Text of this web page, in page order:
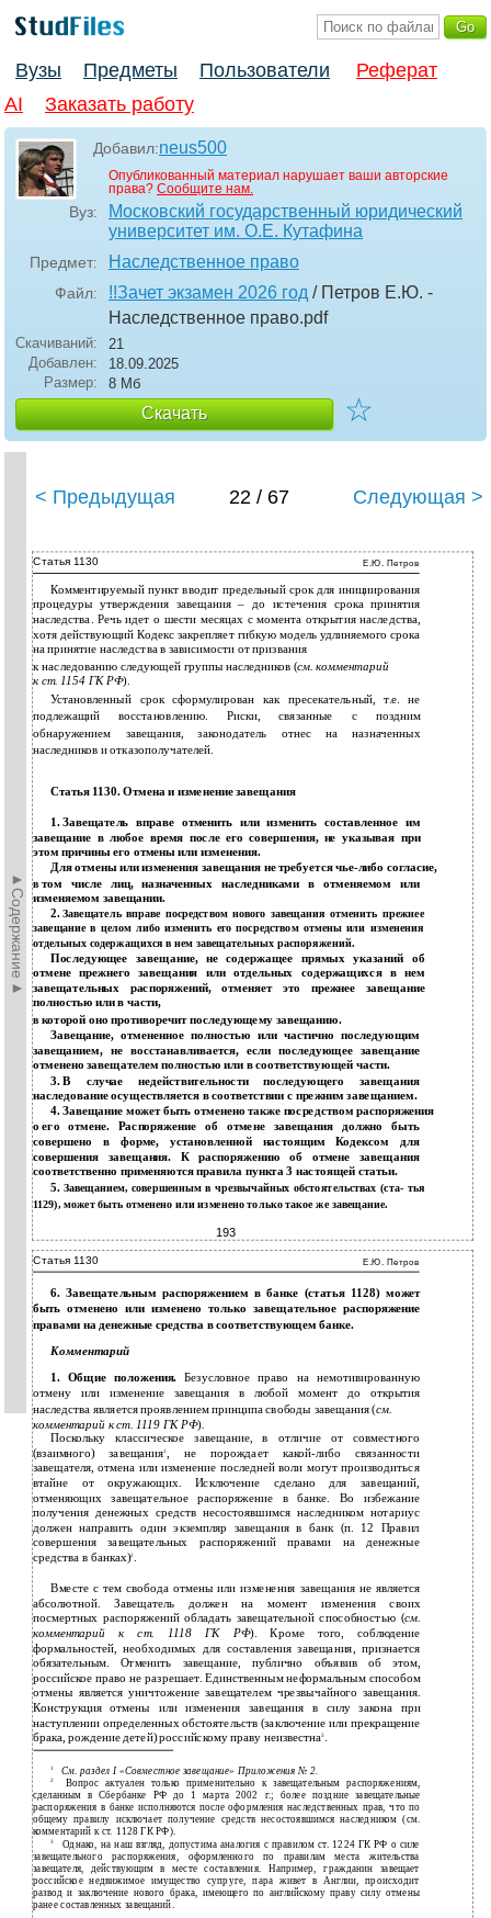
Вузы Предметы Пользователи
Реферат
AI
Заказать работу
Добавил:neus500
Опубликованный материал нарушает ваши авторские
права? Сообщите нам.
Вуз:
Московский государственный юридический
университет им. О.Е. Кутафина
Предмет: Наследственное право
Файл: !!Зачет экзамен 2026 год / Петров Е.Ю. -
Наследственное право.pdf
Скачиваний:
21
Добавлен:
18.09.2025
Размер:
8 Мб
Скачать ☆
►Содержание►
< Предыдущая 22 / 67 Следующая >
Статья 1130 Е.Ю. Петров
Комментируемый пункт вводит предельный срок для инициирования
процедуры утверждения завещания – до истечения срока принятия
наследства. Речь идет о шести месяцах с момента открытия наследства,
хотя действующий Кодекс закрепляет гибкую модель удлиняемого срока
на принятие наследства в зависимости от призвания
к наследованию следующей группы наследников (см. комментарий
к ст.1154 ГК РФ).
Установленный срок сформулирован как пресекательный, т.е. не
подлежащий восстановлению. Риски, связанные с поздним
обнаружением завещания, законодатель отнес на назначенных
наследников и отказополучателей.
Статья 1130. Отмена и изменение завещания
1.Завещатель вправе отменить или изменить составленное им
завещание в любое время после его совершения, не указывая при
этом причины его отмены или изменения.
Для отмены или изменения завещания не требуется чье-либо согласие,
в том числе лиц, назначенных наследниками в отменяемом или
изменяемом завещании.
2. Завещатель вправе посредством нового завещания отменить прежнее
завещание в целом либо изменить его посредством отмены или изменения
отдельных содержащихся в нем завещательных распоряжений.
Последующее завещание, не содержащее прямых указаний об
отмене прежнего завещания или отдельных содержащихся в нем
завещательных распоряжений, отменяет это прежнее завещание
полностью или в части,
в которой оно противоречит последующему завещанию.
Завещание, отмененное полностью или частично последующим
завещанием, не восстанавливается, если последующее завещание
отменено завещателем полностью или в соответствующей части.
3.В случае недействительности последующего завещания
наследование осуществляется в соответствии с прежним завещанием.
4.Завещание может быть отменено также посредством распоряжения
о его отмене. Распоряжение об отмене завещания должно быть
совершено в форме, установленной настоящим Кодексом для
совершения завещания. К распоряжению об отмене завещания
соответственно применяются правила пункта 3 настоящей статьи.
5. Завещанием, совершенным в чрезвычайных обстоятельствах (ста- тья
1129), может быть отменено или изменено только такое же завещание.
193
Статья 1130 Е.Ю. Петров
6. Завещательным распоряжением в банке (статья 1128) может
быть отменено или изменено только завещательное распоряжение
правами на денежные средства в соответствующем банке.
Комментарий
1. Общие положения.Безусловное право на немотивированную
отмену или изменение завещания в любой момент до открытия
наследства является проявлением принципа свободы завещания (см.
комментарий к ст. 1119 ГК РФ).
Поскольку классическое завещание, в отличие от совместного
(взаимного) завещания1, не порождает какой-либо связанности
завещателя, отмена или изменение последней воли могут производиться
втайне от окружающих. Исключение сделано для завещаний,
отменяющих завещательное распоряжение в банке. Во избежание
получения денежных средств несостоявшимся наследником нотариус
должен направить один экземпляр завещания в банк (п. 12 Правил
совершения завещательных распоряжений правами на денежные
средства в банках)2.
Вместе с тем свобода отмены или изменения завещания не является
абсолютной. Завещатель должен на момент изменения своих
посмертных распоряжений обладать завещательной способностью (см.
комментарий к ст. 1118ГК РФ). Кроме того, соблюдение
формальностей, необходимых для составления завещания, признается
обязательным. Отменить завещание, публично объявив об этом,
российское право не разрешает. Единственным неформальным способом
отмены является уничтожение завещателем чрезвычайного завещания.
Конструкция отмены или изменения завещания в силу закона при
наступлении определенных обстоятельств (заключение или прекращение
брака, рождение детей) российскому праву неизвестна3.
1 См. раздел I «Совместное завещание» Приложения № 2.
2Вопрос актуален только применительно к завещательным распоряжениям,
сделанным в Сбербанке РФ до 1 марта 2002 г.; более поздние завещательные
распоряжения в банке исполняются после оформления наследственных прав, что по
общему правилу исключает получение средств несостоявшимся наследником (см.
комментарий к ст. 1128 ГК РФ).
3Однако, на наш взгляд, допустима аналогия с правилом ст. 1224 ГК РФ о силе
завещательного распоряжения, оформленного по правилам места жительства
завещателя, действующим в месте составления. Например, гражданин завещает
российское недвижимое имущество супруге, пара живет в Англии, происходит
развод и заключение нового брака, имеющего по английскому праву силу отмены
ранее составленных завещаний.